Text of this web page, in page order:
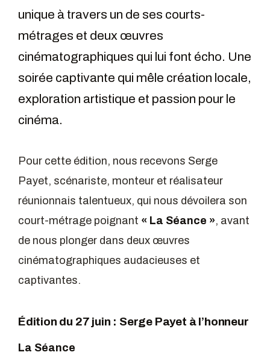
unique à travers un de ses courts-
métrages et deux œuvres
cinématographiques qui lui font écho. Une
soirée captivante qui mêle création locale,
exploration artistique et passion pour le
cinéma.
Pour cette édition, nous recevons Serge
Payet, scénariste, monteur et réalisateur
réunionnais talentueux, qui nous dévoilera son
court-métrage poignant « La Séance », avant
de nous plonger dans deux œuvres
cinématographiques audacieuses et
captivantes.
Édition du 27 juin : Serge Payet à l’honneur
La Séance